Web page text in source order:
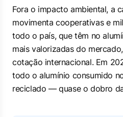
Fora o impacto ambiental, a
movimenta cooperativas e
todo o país, que têm no
mais valorizadas do
cotação internacional. Em
todo o alumínio consumido
reciclado — quase o dobro